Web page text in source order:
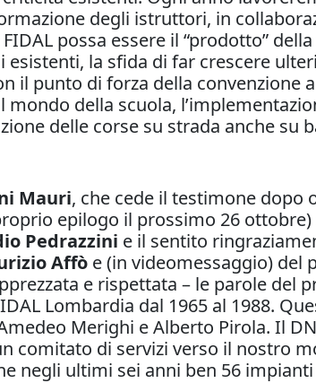
degli istruttori, in
possa essere il “prodotto”
la sfida di far crescere
il punto di forza della convenzione
della scuola,
delle corse su strada anche su
Mauri, che cede il testimone dopo
epilogo il prossimo 26
Pedrazzini e il sentito
Affò e (in videomessaggio) del
e rispettata – le parole del
Lombardia dal 1965 al 1988.
Merighi e Alberto Pirola. Il
comitato di servizi verso il nostro
negli ultimi sei anni ben 56